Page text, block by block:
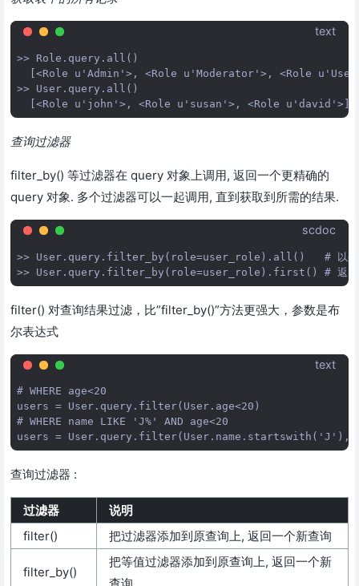
text
>> Role.query.all()
[<Role u'Admin'>, <Role u'Moderator'>, <Role
>> User.query.all()
查询过滤器
filter_by() 等过滤器在 query 对象上调用, 返回一个更精确的
query 对象. 多个过滤器可以一起调用, 直到获取到所需的结果.
scdoc
>> User.query.filter_by(role=user_role).all()   # 以列表
filter() 对查询结果过滤，比”filter_by()”方法更强大，参数是布
尔表达式
text
# WHERE age<20
users = User.query.filter(User.age<20)
# WHERE name LIKE 'J%' AND age<20
查询过滤器 :
过滤器
说明
filter()
把过滤器添加到原查询上, 返回一个新查询
filter_by()
把等值过滤器添加到原查询上, 返回一个新